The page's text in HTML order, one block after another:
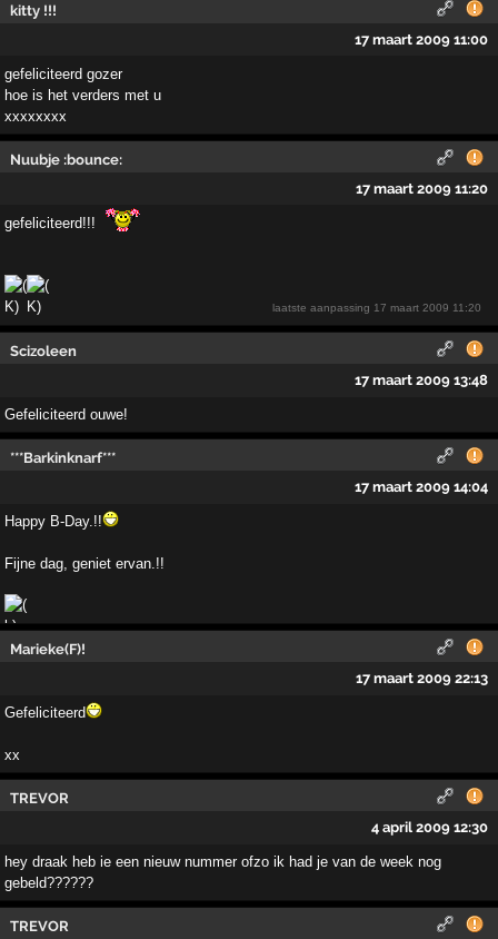
kitty !!!
17 maart 2009 11:00
gefeliciteerd gozer
hoe is het verders met u
xxxxxxxx
Nuubje :bounce:
17 maart 2009 11:20
gefeliciteerd!!!
laatste aanpassing 17 maart 2009 11:20
Scizoleen
17 maart 2009 13:48
Gefeliciteerd ouwe!
***Barkinknarf***
17 maart 2009 14:04
Happy B-Day.!!
Fijne dag, geniet ervan.!!
Marieke(F)!
17 maart 2009 22:13
Gefeliciteerd
xx
TREVOR
4 april 2009 12:30
hey draak heb ie een nieuw nummer ofzo ik had je van de week nog
gebeld??????
TREVOR